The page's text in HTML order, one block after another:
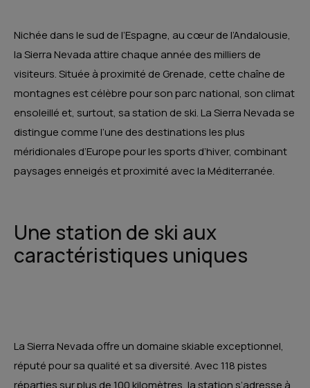
Nichée dans le sud de l’Espagne, au cœur de l’Andalousie,
la Sierra Nevada attire chaque année des milliers de
visiteurs. Située à proximité de Grenade, cette chaîne de
montagnes est célèbre pour son parc national, son climat
ensoleillé et, surtout, sa station de ski. La Sierra Nevada se
distingue comme l’une des destinations les plus
méridionales d’Europe pour les sports d’hiver, combinant
paysages enneigés et proximité avec la Méditerranée.
Une station de ski aux
caractéristiques uniques
La Sierra Nevada offre un domaine skiable exceptionnel,
réputé pour sa qualité et sa diversité. Avec 118 pistes
réparties sur plus de 100 kilomètres, la station s’adresse à